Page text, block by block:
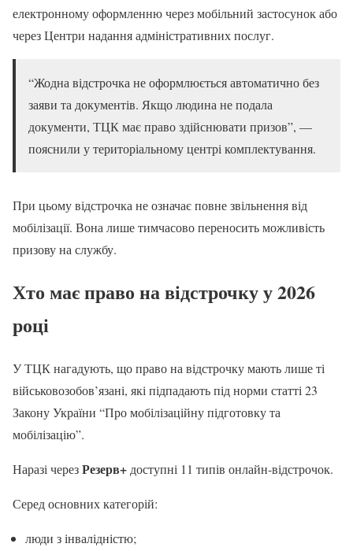
електронному оформленню через мобільний застосунок або
через Центри надання адміністративних послуг.
“Жодна відстрочка не оформлюється автоматично без
заяви та документів. Якщо людина не подала
документи, ТЦК має право здійснювати призов”, —
пояснили у територіальному центрі комплектування.
При цьому відстрочка не означає повне звільнення від
мобілізації. Вона лише тимчасово переносить можливість
призову на службу.
Хто має право на відстрочку у 2026
році
У ТЦК нагадують, що право на відстрочку мають лише ті
військовозобов’язані, які підпадають під норми статті 23
Закону України “Про мобілізаційну підготовку та
мобілізацію”.
Наразі черезРезерв+доступні 11 типів онлайн-відстрочок.
Серед основних категорій:
люди з інвалідністю;